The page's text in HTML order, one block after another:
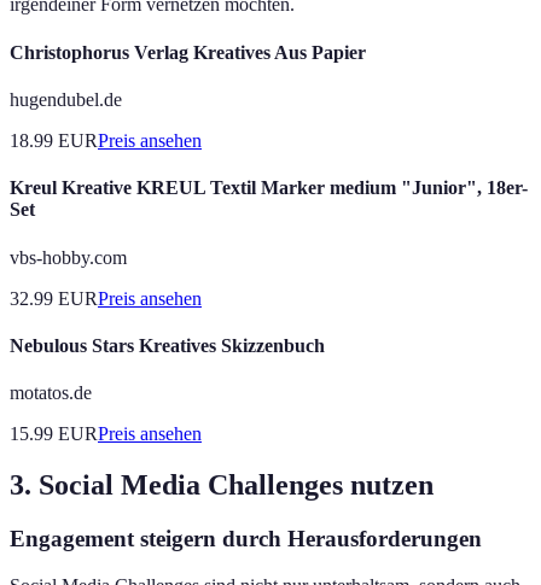
irgendeiner Form vernetzen möchten.
Christophorus Verlag Kreatives Aus Papier
hugendubel.de
18.99 EURPreis ansehen
Kreul Kreative KREUL Textil Marker medium "Junior", 18er-
Set
vbs-hobby.com
32.99 EURPreis ansehen
Nebulous Stars Kreatives Skizzenbuch
motatos.de
15.99 EURPreis ansehen
3. Social Media Challenges nutzen
Engagement steigern durch Herausforderungen